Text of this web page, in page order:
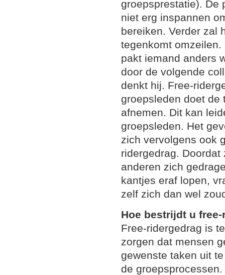
groepsprestatie). De
niet erg inspannen
bereiken. Verder zal
tegenkomt
pakt iemand anders
door de volgende
denkt hij. Free-
groepsleden doet de
afnemen. Dit kan
groepsleden. Het
zich vervolgens ook
ridergedrag.
anderen zich
kantjes eraf lopen,
zelf zich dan wel
Hoe bestrijdt u
Free-ridergedrag is
zorgen dat mensen
gewenste taken uit
de